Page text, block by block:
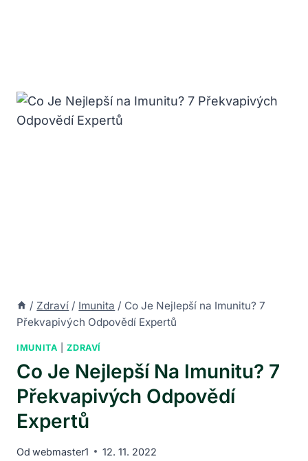
/ Zdraví / Imunita / Co Je Nejlepší na Imunitu? 7
Překvapivých Odpovědí Expertů
IMUNITA |ZDRAVÍ
Co Je Nejlepší Na Imunitu? 7
Překvapivých Odpovědí
Expertů
Od webmaster1 12. 11. 2022